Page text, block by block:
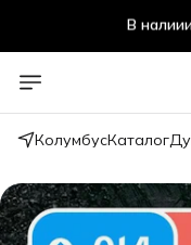
КолумбусКаталог